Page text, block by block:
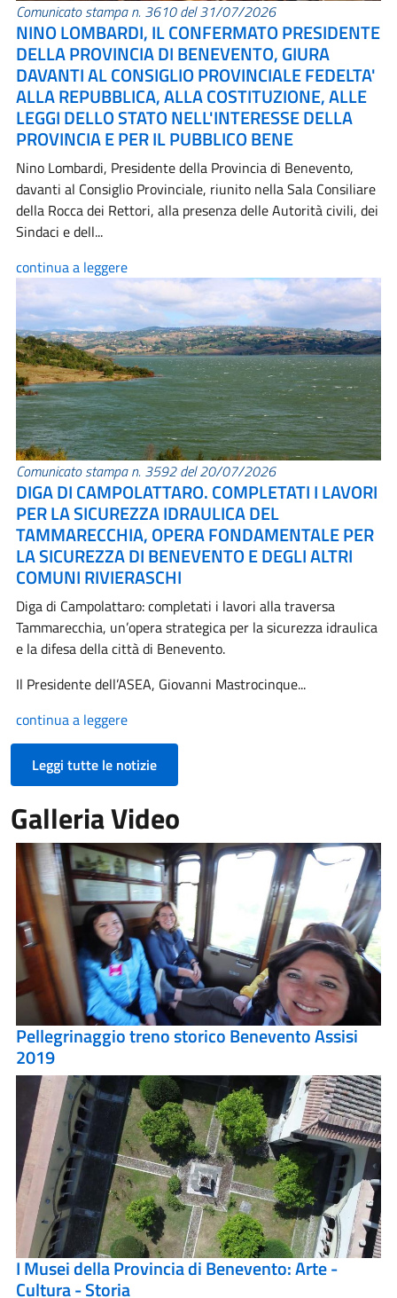
Comunicato stampa n. 3610 del 31/07/2026
NINO LOMBARDI, IL CONFERMATO PRESIDENTE
DELLA PROVINCIA DI BENEVENTO, GIURA
DAVANTI AL CONSIGLIO PROVINCIALE FEDELTA'
ALLA REPUBBLICA, ALLA COSTITUZIONE, ALLE
LEGGI DELLO STATO NELL'INTERESSE DELLA
PROVINCIA E PER IL PUBBLICO BENE
Nino Lombardi, Presidente della Provincia di Benevento,
davanti al Consiglio Provinciale, riunito nella Sala Consiliare
della Rocca dei Rettori, alla presenza delle Autorità civili, dei
Sindaci e dell...
continua a leggere
Comunicato stampa n. 3592 del 20/07/2026
DIGA DI CAMPOLATTARO. COMPLETATI I LAVORI
PER LA SICUREZZA IDRAULICA DEL
TAMMARECCHIA, OPERA FONDAMENTALE PER
LA SICUREZZA DI BENEVENTO E DEGLI ALTRI
COMUNI RIVIERASCHI
Diga di Campolattaro: completati i lavori alla traversa
Tammarecchia, un’opera strategica per la sicurezza idraulica
e la difesa della città di Benevento.
Il Presidente dell’ASEA, Giovanni Mastrocinque...
continua a leggere
Leggi tutte le notizie
Galleria Video
Pellegrinaggio treno storico Benevento Assisi
2019
I Musei della Provincia di Benevento: Arte -
Cultura - Storia